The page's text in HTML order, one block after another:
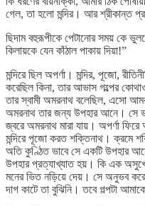
গেল, তা হলো মন্দির। আর শ্রীকান্ত
ছিদাম বহুরূপীকে পেটানোর সময় কে
কিলায়কে যেন কাঁঠাল পাকায় দিয়া!”
মন্দিরে ছিল অপর্ণা। মন্দির, পূজো,
করেছিল কিনা, তার আভাস গল্পের
তার স্বামী অমরনাথ বলেছিল, এসো
অমরনাথ তার জন্য উপহার আনে। সে
জ্বরে অমরনাথ মারা যায়। অপর্ণা ফিরে
মন্দিরে পূজো করত শক্তিনাথ। ক্রমে
অতি কুণ্ঠিত ভাবে সে একটি উপহার
উপহার প্রত্যাখ্যাত হয়। কি এক অসুখে
মনের ভিত নড়িয়ে দেয়। সে অনুভব
দাগ কাটে তা বুঝিনি। তবে গল্পটা